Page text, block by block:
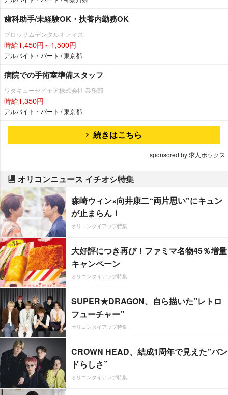
歯科助手/未経験OK・扶養内勤務OK
ブロッサムデンタルオフィス
時給1,450円～1,500円
アルバイト・パート / 東京都
病院での手術室準備スタッフ
ワタキューセイモア株式会社 業務部
時給1,350円
アルバイト・パート / 東京都
続きはこちら
sponsored by 求人ボックス
オリコンニュース イチオシ特集
森崎ウィン×向井康二“両片思い”にキュン
が止まらん！
オリコンタイアップ特集
大好評につき再び！ファミマ名物45％増量
キャンペーン
オリコンタイアップ特集
SUPER★DRAGON、自ら描いた”レトロ
フューチャー”
オリコンタイアップ特集
CROWN HEAD、結成1周年で見えた”バン
ドらしさ”
オリコンタイアップ特集